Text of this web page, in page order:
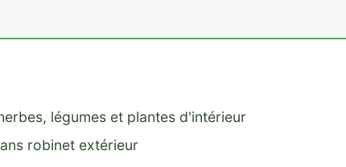
légumes et plantes d'intérieur
robinet extérieur